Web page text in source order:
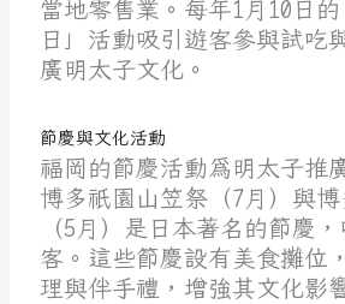
當地零售業。每年1月10日
日」活動吸引遊客參與試吃
廣明太子文化。
節慶與文化活動
福岡的節慶活動為明太子推
博多祇園山笠祭（7月）與
（5月）是日本著名的節慶
客。這些節慶設有美食攤位
理與伴手禮，增強其文化影